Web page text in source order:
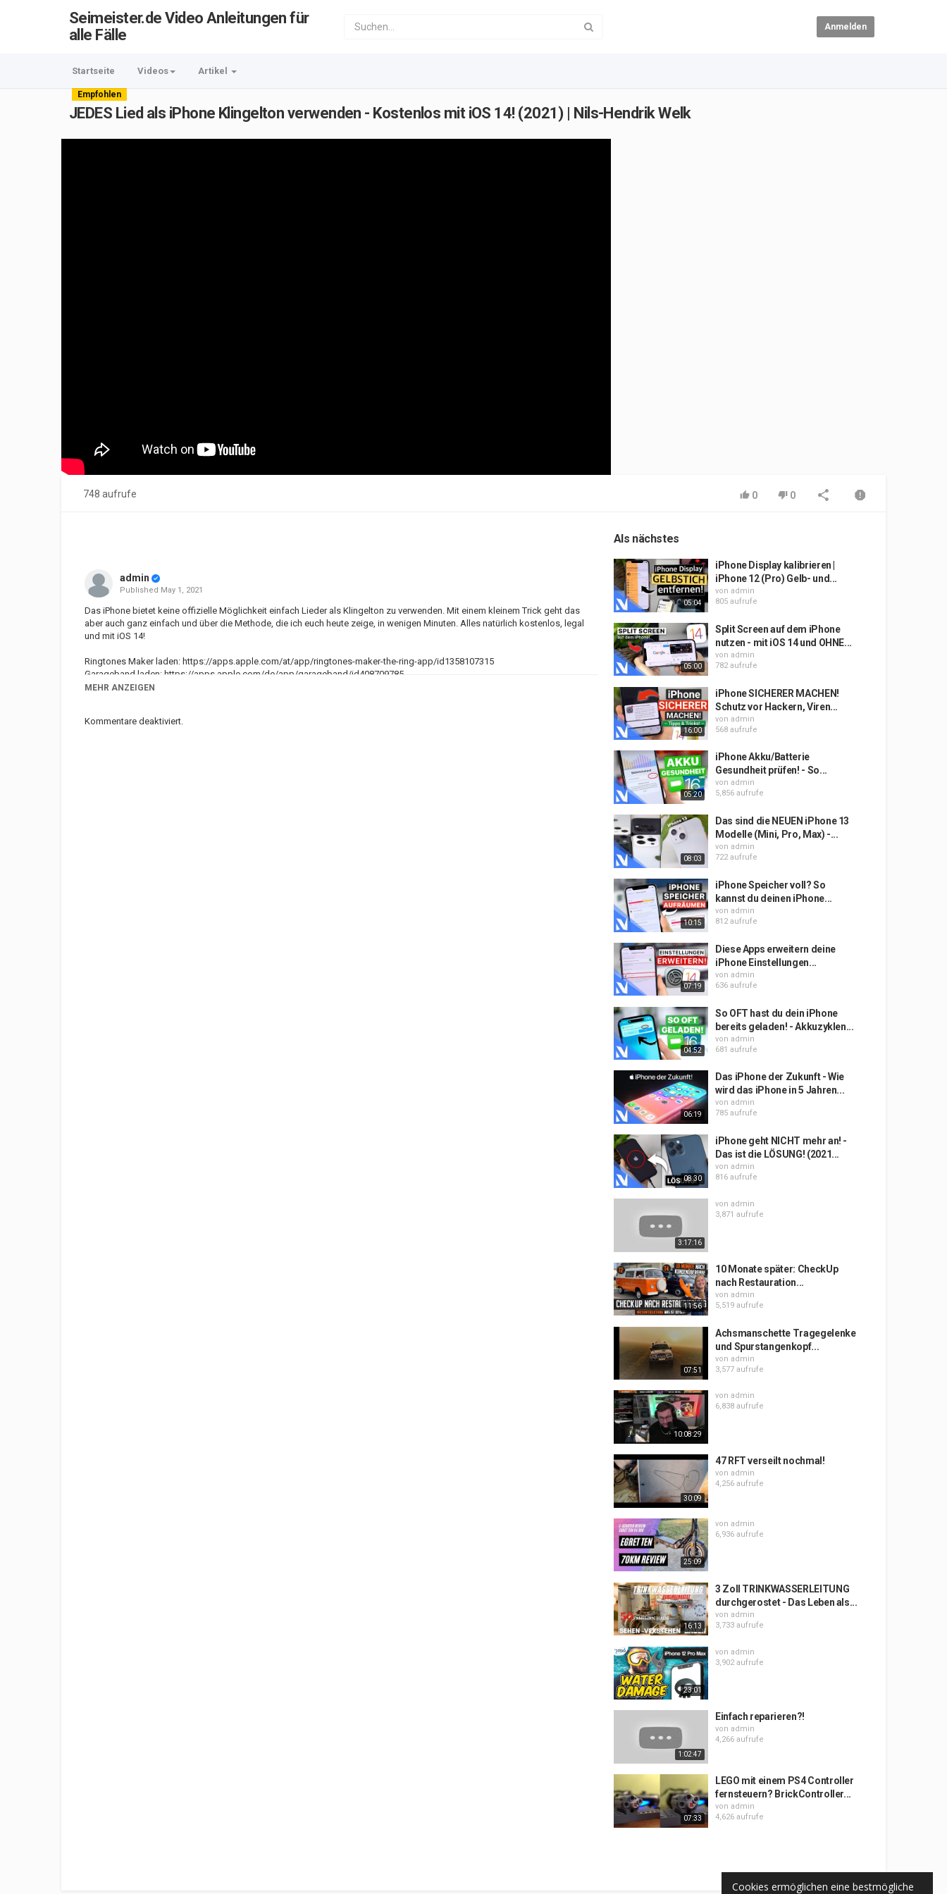
Cookies ermöglichen eine bestmögliche
Seimeister.de Video Anleitungen für
alle Fälle
Anmelden
Startseite Videos Artikel
Empfohlen
JEDES Lied als iPhone Klingelton verwenden - Kostenlos mit iOS 14! (2021) | Nils-Hendrik Welk
748 aufrufe 0 0
admin
Published May 1, 2021
Das iPhone bietet keine offizielle Möglichkeit einfach Lieder als Klingelton zu verwenden. Mit einem kleinem Trick geht das
aber auch ganz einfach und über die Methode, die ich euch heute zeige, in wenigen Minuten. Alles natürlich kostenlos, legal
und mit iOS 14!
Ringtones Maker laden: https://apps.apple.com/at/app/ringtones-maker-the-ring-app/id1358107315
Garageband laden: https://apps.apple.com/de/app/garageband/id408709785
MEHR ANZEIGEN
Kommentare deaktiviert.
Als nächstes
05:04
iPhone Display kalibrieren |
iPhone 12 (Pro) Gelb- und...
von admin
805 aufrufe
05:00
Split Screen auf dem iPhone
nutzen - mit iOS 14 und OHNE...
von admin
782 aufrufe
16:00
iPhone SICHERER MACHEN!
Schutz vor Hackern, Viren...
von admin
568 aufrufe
05:20
iPhone Akku/Batterie
Gesundheit prüfen! - So...
von admin
5,856 aufrufe
08:03
Das sind die NEUEN iPhone 13
Modelle (Mini, Pro, Max) -...
von admin
722 aufrufe
10:15
iPhone Speicher voll? So
kannst du deinen iPhone...
von admin
812 aufrufe
07:19
Diese Apps erweitern deine
iPhone Einstellungen...
von admin
636 aufrufe
04:52
So OFT hast du dein iPhone
bereits geladen! - Akkuzyklen...
von admin
681 aufrufe
06:19
Das iPhone der Zukunft - Wie
wird das iPhone in 5 Jahren...
von admin
785 aufrufe
08:30
iPhone geht NICHT mehr an! -
Das ist die LÖSUNG! (2021...
von admin
816 aufrufe
3:17:16
von admin
3,871 aufrufe
11:56
10 Monate später: CheckUp
nach Restauration...
von admin
5,519 aufrufe
07:51
Achsmanschette Tragegelenke
und Spurstangenkopf...
von admin
3,577 aufrufe
10:08:29
von admin
6,838 aufrufe
30:09
47 RFT verseilt nochmal!
von admin
4,256 aufrufe
25:09
von admin
6,936 aufrufe
16:13
3 Zoll TRINKWASSERLEITUNG
durchgerostet - Das Leben als...
von admin
3,733 aufrufe
23:01
von admin
3,902 aufrufe
1:02:47
Einfach reparieren?!
von admin
4,266 aufrufe
07:33
LEGO mit einem PS4 Controller
fernsteuern? BrickController...
von admin
4,626 aufrufe